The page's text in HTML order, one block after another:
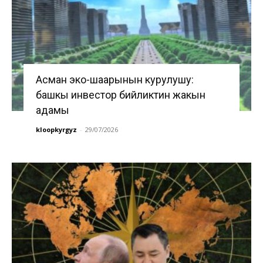
Асман эко-шаарынын курулушу:
башкы инвестор бийликтин жакын
адамы
kloopkyrgyz - 29/07/2026